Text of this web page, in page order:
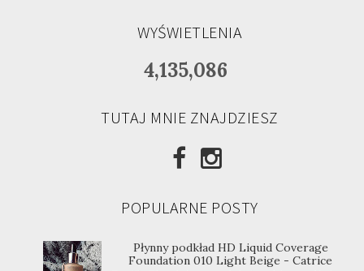
WYŚWIETLENIA
4,135,086
TUTAJ MNIE ZNAJDZIESZ
POPULARNE POSTY
Płynny podkład HD Liquid Coverage
Foundation 010 Light Beige - Catrice